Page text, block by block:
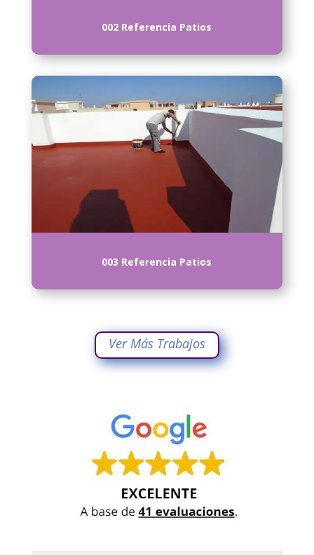
002 Referencia Patios
003 Referencia Patios
Ver Más Trabajos